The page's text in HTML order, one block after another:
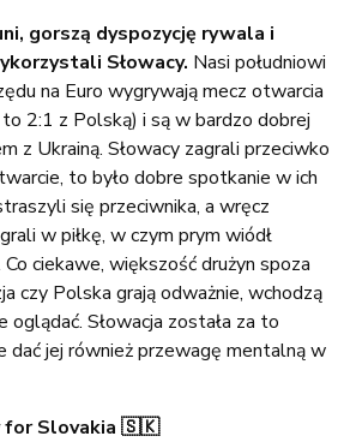
gorszą dyspozycję rywala i
Słowacy. Nasi południowi
na Euro wygrywają mecz otwarcia
to 2:1 z Polską) i są w bardzo dobrej
z Ukrainą. Słowacy zagrali przeciwko
to było dobre spotkanie w ich
się przeciwnika, a wręcz
w piłkę, w czym prym wiódł
Co ciekawe, większość drużyn spoza
czy Polska grają odważnie, wchodzą
oglądać. Słowacja została za to
dać jej również przewagę mentalną w
for Slovakia 🇸🇰